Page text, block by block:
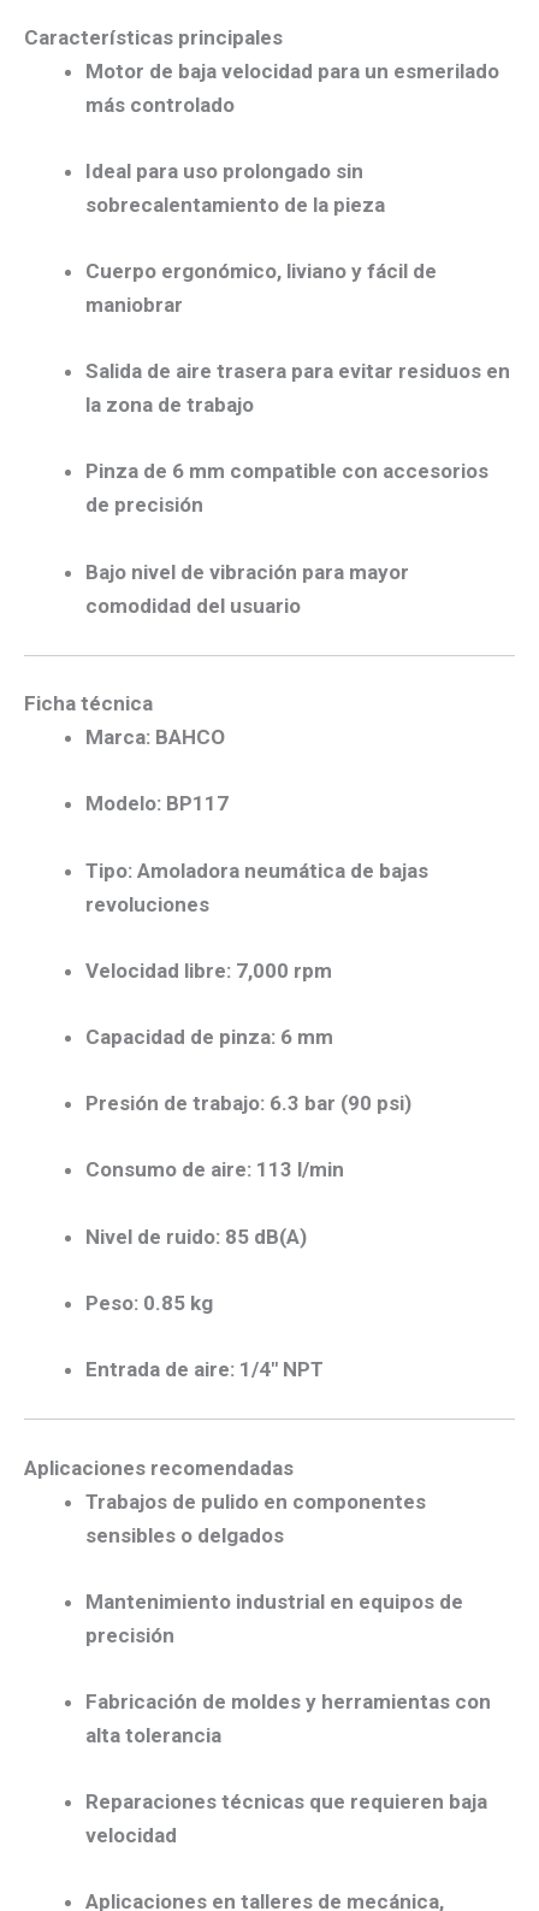
Características principales
Motor de baja velocidad para un esmerilado
más controlado
Ideal para uso prolongado sin
sobrecalentamiento de la pieza
Cuerpo ergonómico, liviano y fácil de
maniobrar
Salida de aire trasera para evitar residuos en
la zona de trabajo
Pinza de 6 mm compatible con accesorios
de precisión
Bajo nivel de vibración para mayor
comodidad del usuario
Ficha técnica
Marca: BAHCO
Modelo: BP117
Tipo: Amoladora neumática de bajas
revoluciones
Velocidad libre: 7,000 rpm
Capacidad de pinza: 6 mm
Presión de trabajo: 6.3 bar (90 psi)
Consumo de aire: 113 l/min
Nivel de ruido: 85 dB(A)
Peso: 0.85 kg
Entrada de aire: 1/4″ NPT
Aplicaciones recomendadas
Trabajos de pulido en componentes
sensibles o delgados
Mantenimiento industrial en equipos de
precisión
Fabricación de moldes y herramientas con
alta tolerancia
Reparaciones técnicas que requieren baja
velocidad
Aplicaciones en talleres de mecánica,